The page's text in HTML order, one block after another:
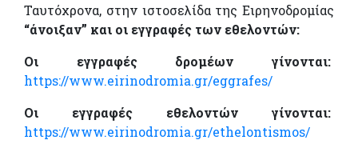
Ταυτόχρονα, στην ιστοσελίδα της Ειρηνοδρομίας
“άνοιξαν” και οι εγγραφές των εθελοντών:
Οι εγγραφές δρομέων γίνονται:
https://www.eirinodromia.gr/eggrafes/
Οι εγγραφές εθελοντών γίνονται:
https://www.eirinodromia.gr/ethelontismos/